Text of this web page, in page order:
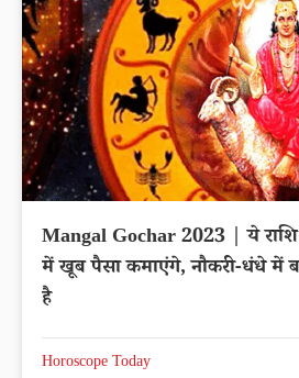
Mangal Gochar 2023 | ये
में खूब पैसा कमाएंगे, नौकरी-धंधे में
है
Horoscope Today